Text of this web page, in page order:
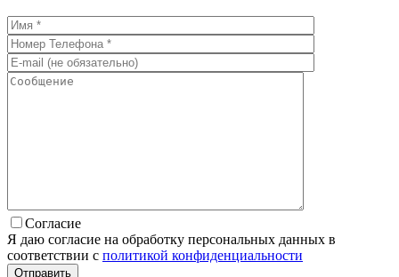
Согласие
Я даю согласие на обработку персональных данных в
соответствии с политикой конфиденциальности